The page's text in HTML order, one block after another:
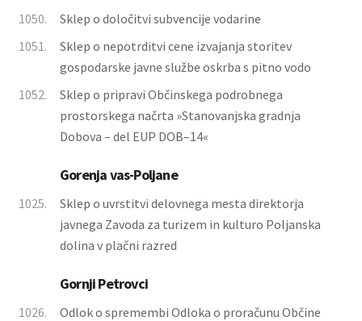
1050.
Sklep o določitvi subvencije vodarine
1051.
Sklep o nepotrditvi cene izvajanja storitev
gospodarske javne službe oskrba s pitno vodo
1052.
Sklep o pripravi Občinskega podrobnega
prostorskega načrta »Stanovanjska gradnja
Dobova – del EUP DOB–14«
Gorenja vas-Poljane
1025.
Sklep o uvrstitvi delovnega mesta direktorja
javnega Zavoda za turizem in kulturo Poljanska
dolina v plačni razred
Gornji Petrovci
1026.
Odlok o spremembi Odloka o proračunu Občine